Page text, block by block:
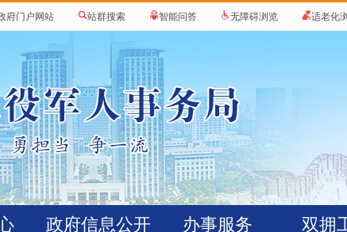
府门户网站 站群搜索 智能问答 无障碍浏览 适老化
政府信息公开 办事服务 双拥